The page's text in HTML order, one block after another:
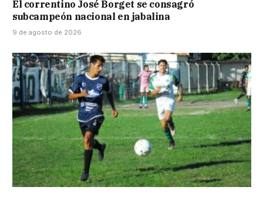
El correntino José Borget se consagró
subcampeón nacional en jabalina
9 de agosto de 2026